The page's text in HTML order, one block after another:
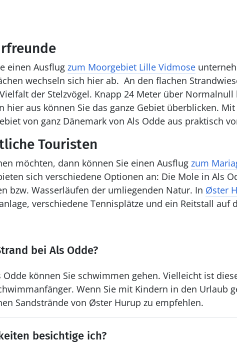
einen Ausflug zum Moorgebiet Lille Vidmose
wechseln sich hier ab. An den flachen
der Stelzvögel. Knapp 24 Meter über Normalnull
hier aus können Sie das ganze Gebiet überblicken. Mit
von ganz Dänemark von Als Odde aus praktisch
Touristen
möchten, dann können Sie einen Ausflug zum
sich verschiedene Optionen an: Die Mole in Als
bzw. Wasserläufen der umliegenden Natur. In Øster
verschiedene Tennisplätze und ein Reitstall auf
bei Als Odde?
können Sie schwimmen gehen. Vielleicht ist
Wenn Sie mit Kindern in den Urlaub
Sandstrände von Øster Hurup zu empfehlen.
besichtige ich?